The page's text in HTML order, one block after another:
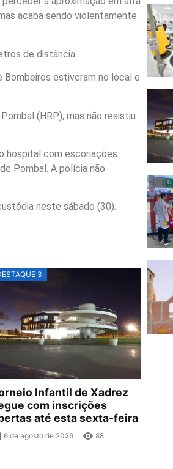
acaba sendo violentamente
de distância.
Bombeiros estiveram no local e
(HRP), mas não resistiu
hospital com escoriações
Pombal. A polícia não
neste sábado (30).
3
Infantil de Xadrez
com inscrições
até esta sexta-feira
6 de agosto de 2026 88